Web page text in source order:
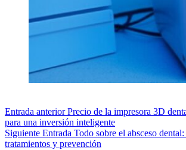
Entrada anteriorPrecio de la impresora 3D
para una inversión inteligente
Siguiente Entrada Todo sobre el absceso
tratamientos y prevención